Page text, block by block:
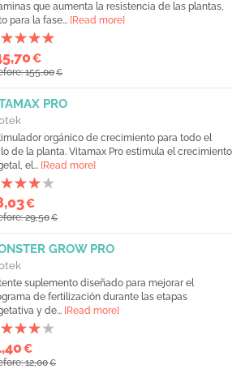
que aumenta la resistencia de las plantas,
para la fase... [Read more]
€
155,00€
PRO
orgánico de crecimiento para todo el
de la planta. Vitamax Pro estimula el crecimiento
el... [Read more]
€
29,50€
GROW PRO
suplemento diseñado para mejorar el
de fertilización durante las etapas
y de... [Read more]
€
12,00€